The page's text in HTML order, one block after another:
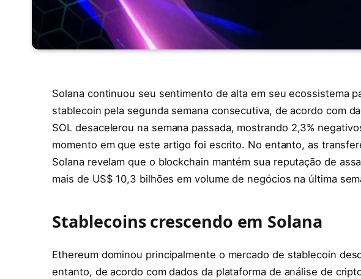
Solana continuou seu sentimento de alta em seu ecossistema
stablecoin pela segunda semana consecutiva, de acordo com
SOL desacelerou na semana passada, mostrando 2,3%
momento em que este artigo foi escrito. No entanto, as
Solana revelam que o blockchain mantém sua reputação de
mais de US$ 10,3 bilhões em volume de negócios na última
Stablecoins crescendo em Solana
Ethereum dominou principalmente o mercado de stablecoin
entanto, de acordo com dados da plataforma de análise de